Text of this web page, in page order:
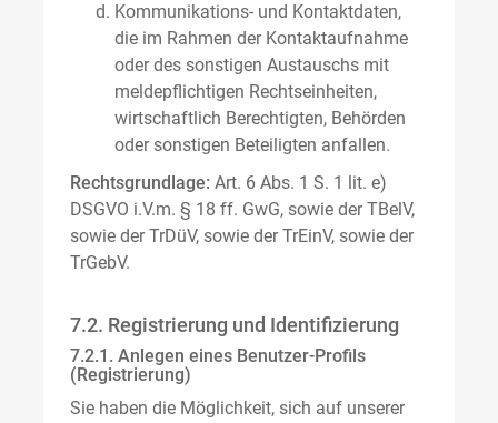
Kommunikations- und Kontaktdaten,
die im Rahmen der Kontaktaufnahme
oder des sonstigen Austauschs mit
meldepflichtigen Rechtseinheiten,
wirtschaftlich Berechtigten, Behörden
oder sonstigen Beteiligten anfallen.
Rechtsgrundlage: Art. 6 Abs. 1 S. 1 lit. e)
DSGVO i.V.m. § 18 ff. GwG, sowie der TBelV,
sowie der TrDüV, sowie der TrEinV, sowie der
TrGebV.
7.2. Registrierung und Identifizierung
7.2.1. Anlegen eines Benutzer-Profils
(Registrierung)
Sie haben die Möglichkeit, sich auf unserer